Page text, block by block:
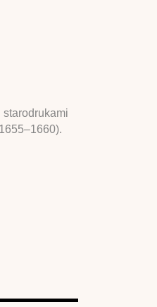
starodrukami